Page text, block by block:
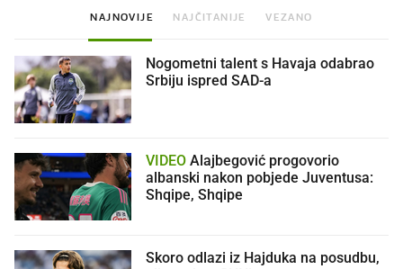
NAJNOVIJE NAJČITANIJE VEZANO
Nogometni talent s Havaja odabrao
Srbiju ispred SAD-a
VIDEO
albanski nakon pobjede Juventusa:
Shqipe, Shqipe
Skoro odlazi iz Hajduka na posudbu,